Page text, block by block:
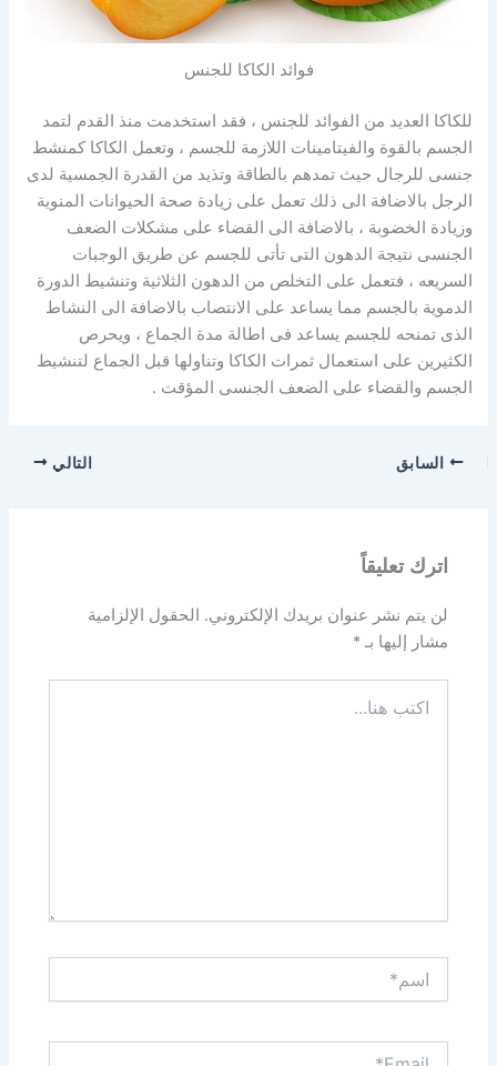
فوائد الكاكا للجنس
للكاكا العديد من الفوائد للجنس ، فقد استخدمت منذ القدم لتمد
الجسم بالقوة والفيتامينات اللازمة للجسم ، وتعمل الكاكا كمنشط
جنسى للرجال حيث تمدهم بالطاقة وتذيد من القدرة الجمسية لدى
الرجل بالاضافة الى ذلك تعمل على زيادة صحة الحيوانات المنوية
وزيادة الخضوبة ، بالاضافة الى القضاء على مشكلات الضعف
الجنسى نتيجة الدهون التى تأتى للجسم عن طريق الوجبات
السريعه ، فتعمل على التخلص من الدهون الثلاثية وتنشيط الدورة
الدموية بالجسم مما يساعد على الانتصاب بالاضافة الى النشاط
الذى تمنحه للجسم يساعد فى اطالة مدة الجماع ، ويحرص
الكثيرين على استعمال ثمرات الكاكا وتناولها قبل الجماع لتنشيط
الجسم والقضاء على الضعف الجنسى المؤقت .
السابق التالي
اترك تعليقاً
لن يتم نشر عنوان بريدك الإلكتروني. الحقول الإلزامية
مشار إليها بـ*
هنا...